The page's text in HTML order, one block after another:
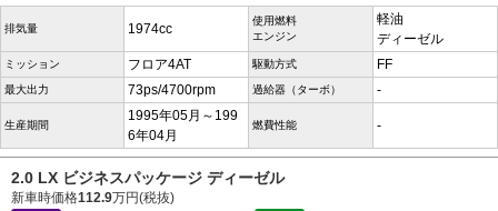
排気量 1974cc
使用燃料
エンジン
軽油
ディーゼル
ミッション フロア4AT 駆動方式 FF
最大出力 73ps/4700rpm 過給器（ターボ） -
生産期間
1995年05月～199
6年04月
燃費性能 -
2.0 LX ビジネスパッケージ ディーゼル
新車時価格112.9万円(税抜)